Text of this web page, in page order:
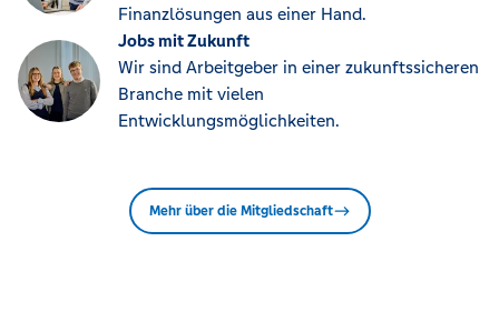
Finanzlösungen aus einer Hand.
Jobs mit Zukunft
Wir sind Arbeitgeber in einer zukunftssicheren
Branche mit vielen
Entwicklungsmöglichkeiten.
Mehr über die Mitgliedschaft